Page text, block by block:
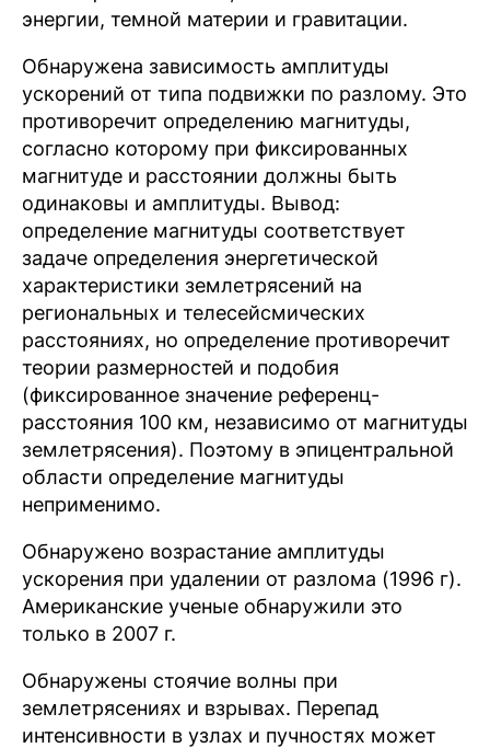
энергии, темной материи и гравитации.
Обнаружена зависимость амплитуды
ускорений от типа подвижки по разлому. Это
противоречит определению магнитуды,
согласно которому при фиксированных
магнитуде и расстоянии должны быть
одинаковы и амплитуды. Вывод:
определение магнитуды соответствует
задаче определения энергетической
характеристики землетрясений на
региональных и телесейсмических
расстояниях, но определение противоречит
теории размерностей и подобия
(фиксированное значение референц-
расстояния 100 км, независимо от магнитуды
землетрясения). Поэтому в эпицентральной
области определение магнитуды
неприменимо.
Обнаружено возрастание амплитуды
ускорения при удалении от разлома (1996 г).
Американские ученые обнаружили это
только в 2007 г.
Обнаружены стоячие волны при
землетрясениях и взрывах. Перепад
интенсивности в узлах и пучностях может